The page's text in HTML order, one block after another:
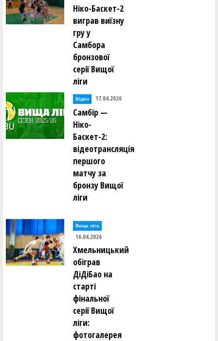
Ніко-Баскет-2
виграв виїзну
гру у
Самбора
бронзової
серії Вищої
ліги
Відео 17.04.2026
Самбір —
Ніко-
Баскет-2:
відеотрансляція
першого
матчу за
бронзу Вищої
ліги
Вища лiга
16.04.2026
Хмельницький
обіграв
ДіДіБао на
старті
фінальної
серії Вищої
ліги:
фотогалерея